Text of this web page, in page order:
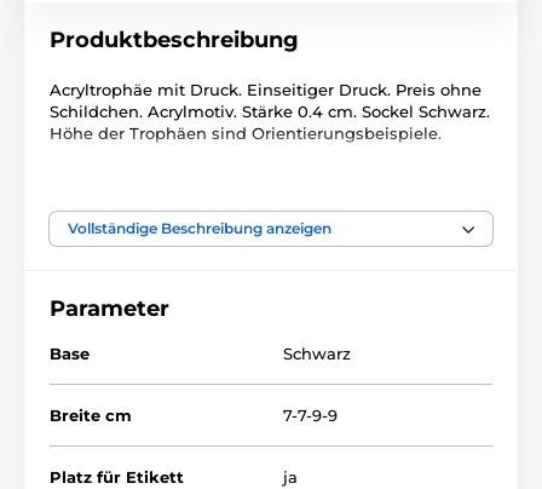
Produktbeschreibung
Acryltrophäe mit Druck. Einseitiger Druck. Preis ohne
Schildchen. Acrylmotiv. Stärke 0.4 cm. Sockel Schwarz.
Höhe der Trophäen sind Orientierungsbeispiele.
Music Acryltrophäen CAS0100
Vollständige Beschreibung anzeigen
Parameter
Base Schwarz
Breite cm 7-7-9-9
Platz für Etikett ja